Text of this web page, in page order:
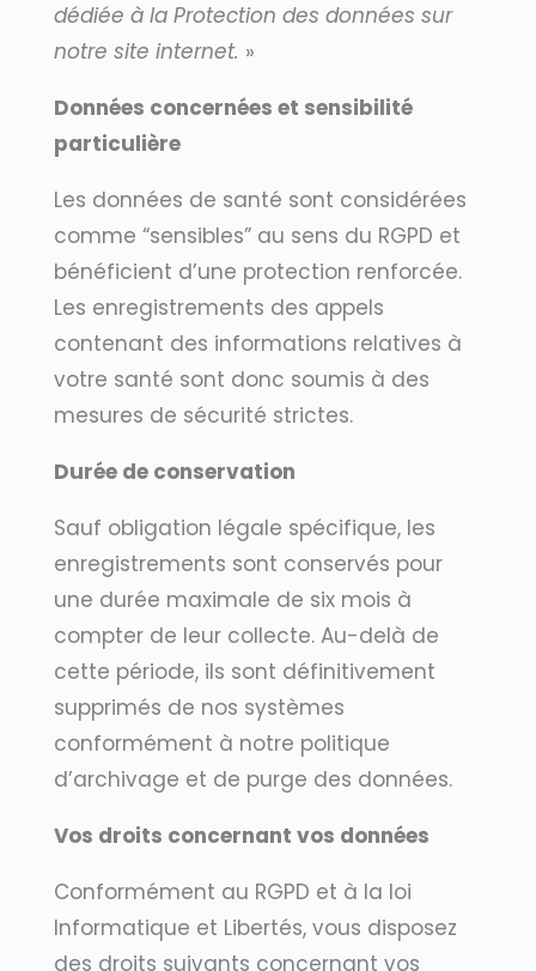
dédiée à la Protection des données sur
notre site internet. »
Données concernées et sensibilité
particulière
Les données de santé sont considérées
comme “sensibles” au sens du RGPD et
bénéficient d’une protection renforcée.
Les enregistrements des appels
contenant des informations relatives à
votre santé sont donc soumis à des
mesures de sécurité strictes.
Durée de conservation
Sauf obligation légale spécifique, les
enregistrements sont conservés pour
une durée maximale de six mois à
compter de leur collecte. Au-delà de
cette période, ils sont définitivement
supprimés de nos systèmes
conformément à notre politique
d’archivage et de purge des données.
Vos droits concernant vos données
Conformément au RGPD et à la loi
Informatique et Libertés, vous disposez
des droits suivants concernant vos